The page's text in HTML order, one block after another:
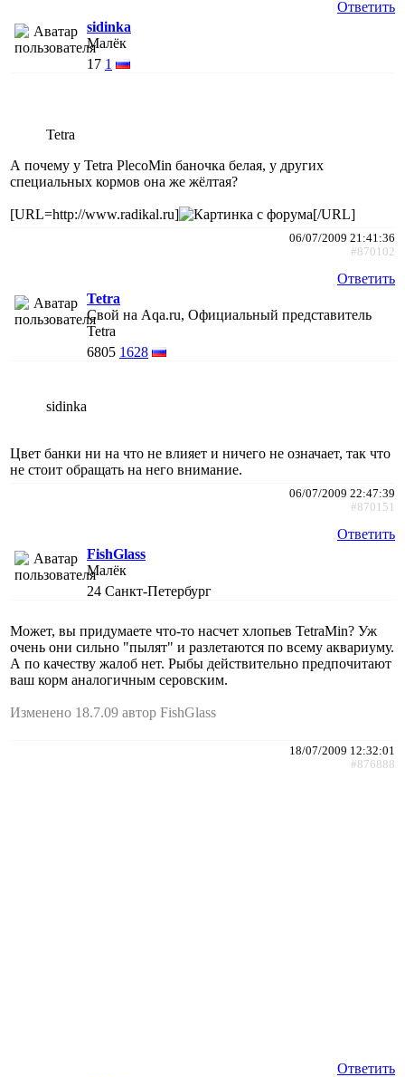
Ответить
sidinka
Малёк
17 1
Tetra
А почему у Tetra PlecoMin баночка белая, у других
специальных кормов она же жёлтая?
[URL=http://www.radikal.ru] [/URL]
06/07/2009 21:41:36
#870102
Ответить
Tetra
Свой на Aqa.ru, Официальный представитель
Tetra
6805 1628
sidinka
Цвет банки ни на что не влияет и ничего не означает, так что
не стоит обращать на него внимание.
06/07/2009 22:47:39
#870151
Ответить
FishGlass
Малёк
24 Санкт-Петербург
Может, вы придумаете что-то насчет хлопьев TetraMin? Уж
очень они сильно "пылят" и разлетаются по всему аквариуму.
А по качеству жалоб нет. Рыбы действительно предпочитают
ваш корм аналогичным серовским.
Изменено 18.7.09 автор FishGlass
18/07/2009 12:32:01
#876888
Ответить